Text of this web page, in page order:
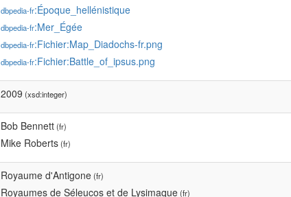
dbpedia-fr:Époque_hellénistique
dbpedia-fr:Mer_Égée
dbpedia-fr:Fichier:Map_Diadochs-fr.png
dbpedia-fr:Fichier:Battle_of_ipsus.png
2009 (xsd:integer)
Bob Bennett(fr)
Mike Roberts(fr)
Royaume d'Antigone(fr)
Royaumes de Séleucos et de Lysimaque(fr)